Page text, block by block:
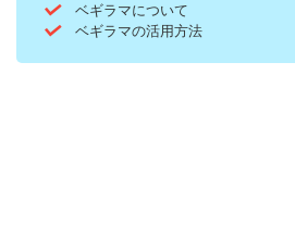
ベギラマについて
ベギラマの活用方法